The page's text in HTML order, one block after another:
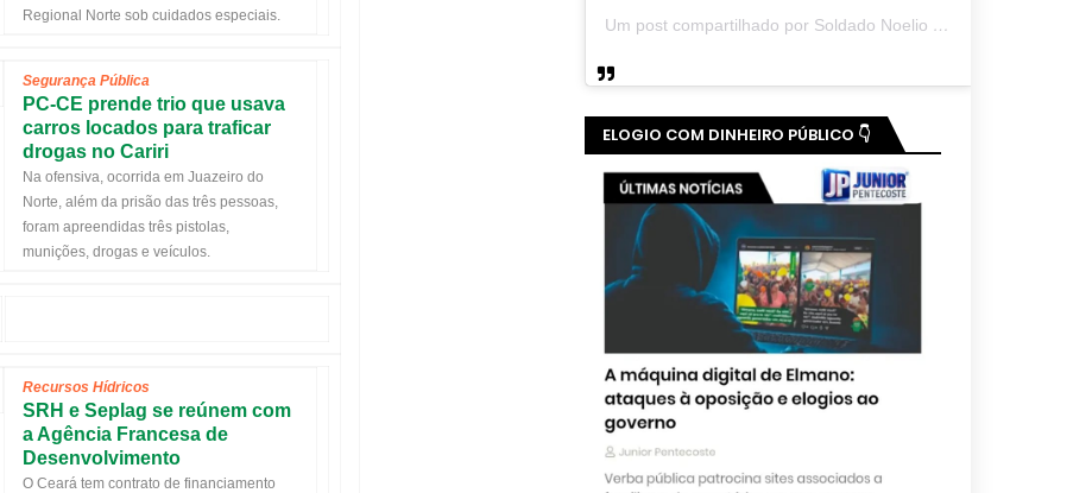
Regional Norte sob cuidados especiais.
Segurança Pública
PC-CE prende trio que usava
carros locados para traficar
drogas no Cariri
Na ofensiva, ocorrida em Juazeiro do
Norte, além da prisão das três pessoas,
foram apreendidas três pistolas,
munições, drogas e veículos.
Recursos Hídricos
SRH e Seplag se reúnem com
a Agência Francesa de
Desenvolvimento
O Ceará tem contrato de financiamento
Um post compartilhado por Soldado Noelio (@soldadonoelio)
ELOGIO COM DINHEIRO PÚBLICO 👇